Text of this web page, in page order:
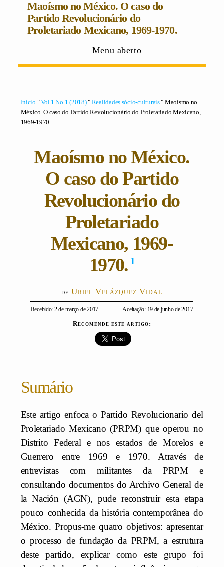
Maoísmo no México. O caso do
Partido Revolucionário do
Proletariado Mexicano, 1969-1970.
Menu aberto
Início "Vol 1 No 1 (2018)" Realidades sócio-culturais" Maoísmo no
México. O caso do Partido Revolucionário do Proletariado Mexicano,
1969-1970.
Maoísmo no México.
O caso do Partido
Revolucionário do
Proletariado
Mexicano, 1969-
1970. 1
Uriel Velázquez Vidal
Recebido: 2 de março de 2017 Aceitação: 19 de junho de 2017
Recomende este artigo:
Sumário
Este artigo enfoca o Partido Revolucionario del
Proletariado Mexicano (PRPM) que operou no
Distrito Federal e nos estados de Morelos e
Guerrero entre 1969 e 1970. Através de
entrevistas com militantes da PRPM e
consultando documentos do Archivo General de
la Nación (AGN), pude reconstruir esta etapa
pouco conhecida da história contemporânea do
México. Propus-me quatro objetivos: apresentar
o processo de fundação da PRPM, a estrutura
deste partido, explicar como este grupo foi